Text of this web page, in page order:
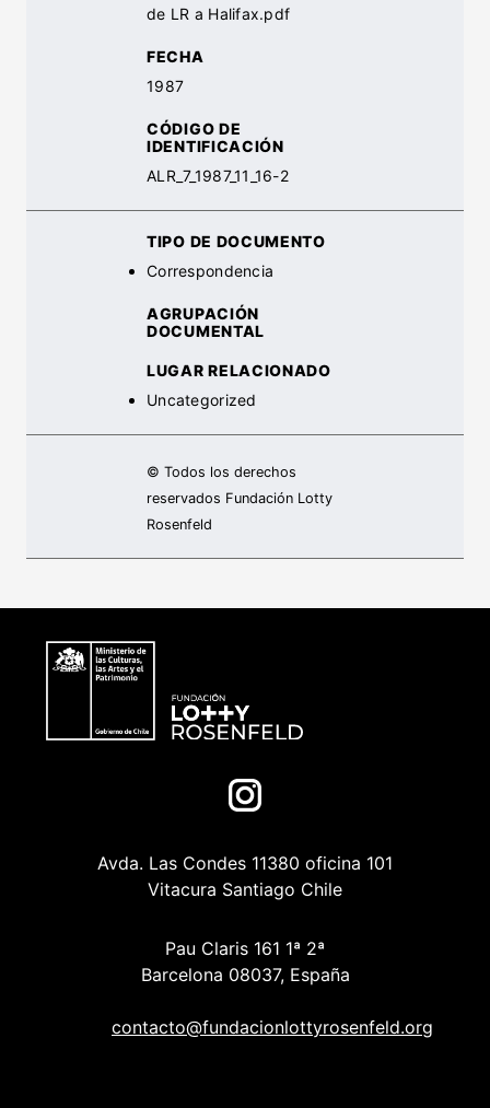
de LR a Halifax.pdf
FECHA
1987
CÓDIGO DE
IDENTIFICACIÓN
ALR_7_1987_11_16-2
TIPO DE DOCUMENTO
Correspondencia
AGRUPACIÓN
DOCUMENTAL
LUGAR RELACIONADO
Uncategorized
© Todos los derechos
reservados Fundación Lotty
Rosenfeld
Avda. Las Condes 11380 oficina 101
Vitacura Santiago Chile
Pau Claris 161 1ª 2ª
Barcelona 08037, España
contacto@fundacionlottyrosenfeld.org